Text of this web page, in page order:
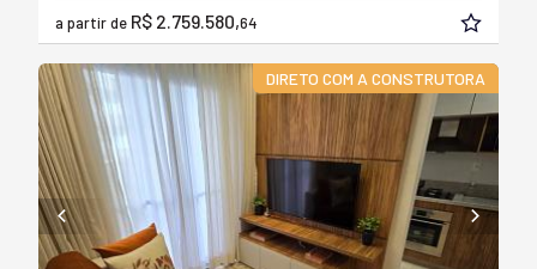
a partir de R$ 2.759.580,64
DIRETO COM A CONSTRUTORA